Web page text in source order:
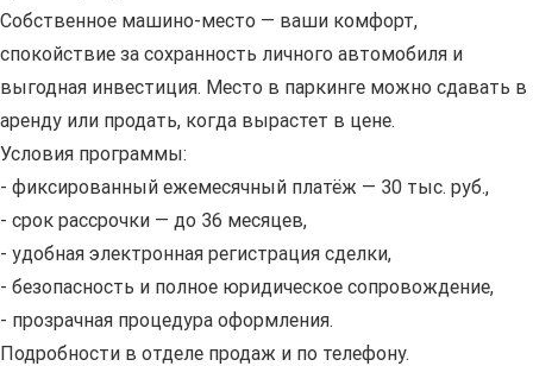
Собственное машино-место — ваши комфорт,
спокойствие за сохранность личного автомобиля и
выгодная инвестиция. Место в паркинге можно сдавать в
аренду или продать, когда вырастет в цене.
Условия программы:
- фиксированный ежемесячный платёж — 30 тыс. руб.,
- срок рассрочки — до 36 месяцев,
- удобная электронная регистрация сделки,
- безопасность и полное юридическое сопровождение,
- прозрачная процедура оформления.
Подробности в отделе продаж и по телефону.